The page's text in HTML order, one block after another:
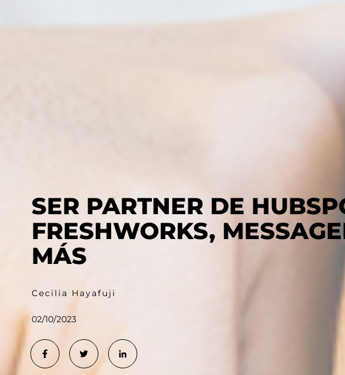
SER PARTNER DE
FRESHWORKS,
MÁS
Cecilia Hayafuji
02/10/2023